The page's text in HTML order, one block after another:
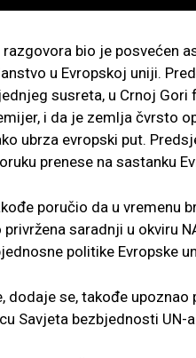
razgovora bio je posvećen
u Evropskoj uniji.
susreta, u Crnoj
i da je zemlja čvrsto
ubrza evropski put.
prenese na sastanku
poručio da u vremenu
saradnji u okviru
politike Evropske
dodaje se, takođe
Savjeta bezbjednosti UN-